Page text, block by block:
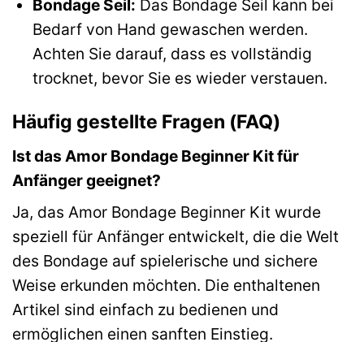
Bondage Seil: Das Bondage Seil kann bei
Bedarf von Hand gewaschen werden.
Achten Sie darauf, dass es vollständig
trocknet, bevor Sie es wieder verstauen.
Häufig gestellte Fragen (FAQ)
Ist das Amor Bondage Beginner Kit für
Anfänger geeignet?
Ja, das Amor Bondage Beginner Kit wurde
speziell für Anfänger entwickelt, die die Welt
des Bondage auf spielerische und sichere
Weise erkunden möchten. Die enthaltenen
Artikel sind einfach zu bedienen und
ermöglichen einen sanften Einstieg.